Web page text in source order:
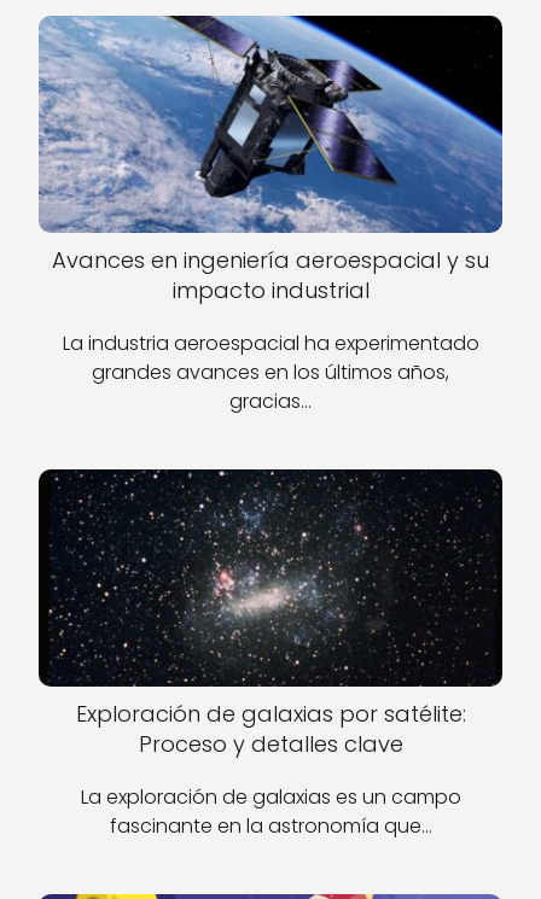
Avances en ingeniería aeroespacial y su
impacto industrial
La industria aeroespacial ha experimentado
grandes avances en los últimos años,
gracias…
Exploración de galaxias por satélite:
Proceso y detalles clave
La exploración de galaxias es un campo
fascinante en la astronomía que…